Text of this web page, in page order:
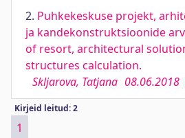
2. Puhkekeskuse projekt,
ja kandekonstruktsioonide
of resort, architectural
structures calculation.
Skljarova, Tatjana 08.06.2018
Kirjeid leitud: 2
1